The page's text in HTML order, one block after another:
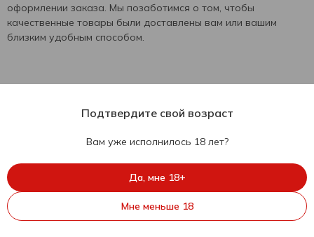
оформлении заказа. Мы позаботимся о том, чтобы
качественные товары были доставлены вам или вашим
близким удобным способом.
Укр
Подтвердите свой возраст
Вам уже исполнилось 18 лет?
Да, мне 18+
Мне меньше 18